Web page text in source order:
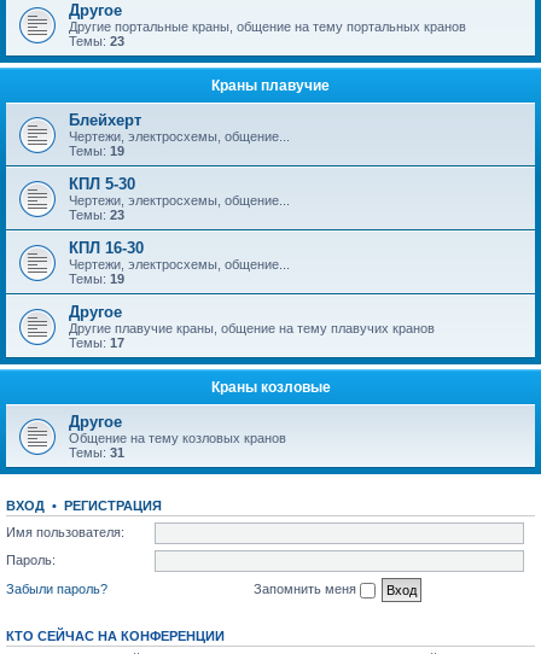
Другое
Другие портальные краны, общение на тему портальных кранов
Темы: 23
Краны плавучие
Блейхерт
Чертежи, электросхемы, общение...
Темы: 19
КПЛ 5-30
Чертежи, электросхемы, общение...
Темы: 23
КПЛ 16-30
Чертежи, электросхемы, общение...
Темы: 19
Другое
Другие плавучие краны, общение на тему плавучих кранов
Темы: 17
Краны козловые
Другое
Общение на тему козловых кранов
Темы: 31
ВХОД • РЕГИСТРАЦИЯ
Имя пользователя:
Пароль:
Забыли пароль?
Запомнить меня
КТО СЕЙЧАС НА КОНФЕРЕНЦИИ